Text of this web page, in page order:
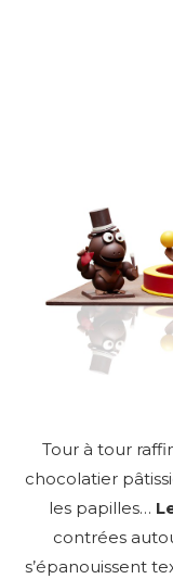
Tour à tour
chocolatier
les papilles…
contrées
s’épanouissent